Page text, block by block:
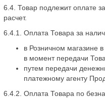
6.4. Товар подлежит оплате
расчет.
6.4.1. Оплата Товара за
в Розничном магазине
в момент передачи
путем передачи
платежному агенту
6.4.2. Оплата Товара по